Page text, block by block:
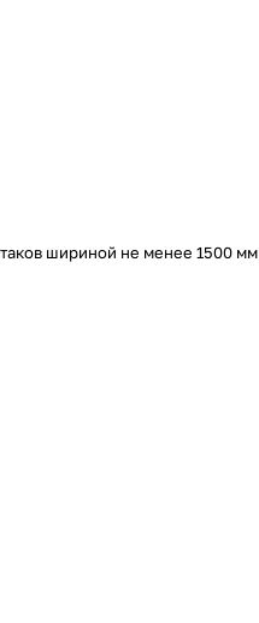
шириной не менее 1500 мм